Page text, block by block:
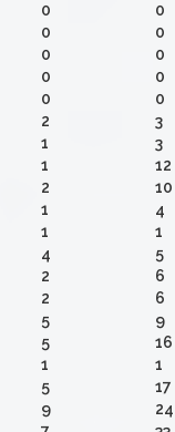
0
0
0
0
0
0
0
0
0
0
2
3
1
3
1
12
2
10
1
4
1
1
4
5
2
6
2
6
5
9
5
16
1
1
5
17
9
24